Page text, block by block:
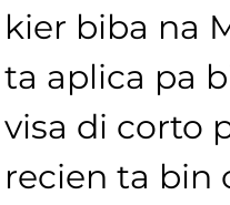
kier biba na
ta aplica pa
visa di corto
recien ta bin